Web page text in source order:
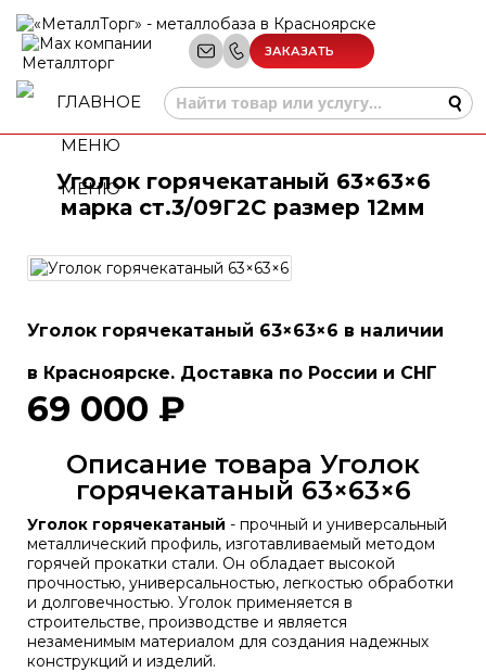
ЗАКАЗАТЬ
МЕНЮ
Уголок горячекатаный 63×63×6
марка ст.3/09Г2С размер 12мм
Уголок горячекатаный 63×63×6 в наличии
в Красноярске. Доставка по России и СНГ
69 000 ₽
Описание товара Уголок
горячекатаный 63×63×6
Уголок горячекатаный - прочный и универсальный
металлический профиль, изготавливаемый методом
горячей прокатки стали. Он обладает высокой
прочностью, универсальностью, легкостью обработки
и долговечностью. Уголок применяется в
строительстве, производстве и является
незаменимым материалом для создания надежных
конструкций и изделий.